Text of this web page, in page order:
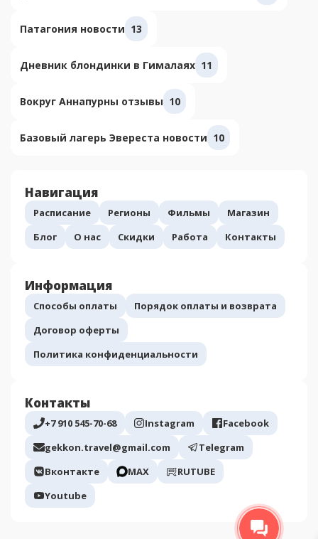
Патагония новости 13
Дневник блондинки в Гималаях 11
Вокруг Аннапурны отзывы 10
Базовый лагерь Эвереста новости 10
Навигация
Расписание Регионы Фильмы
Магазин
Блог
О нас Скидки Работа Контакты
Информация
Способы оплаты
Порядок оплаты и возврата
Договор оферты
Политика конфиденциальности
Контакты
+7 910 545-70-68 Instagram
Facebook
gekkon.travel@gmail.com
Telegram
Вконтакте
МАХ
RUTUBE
Youtube